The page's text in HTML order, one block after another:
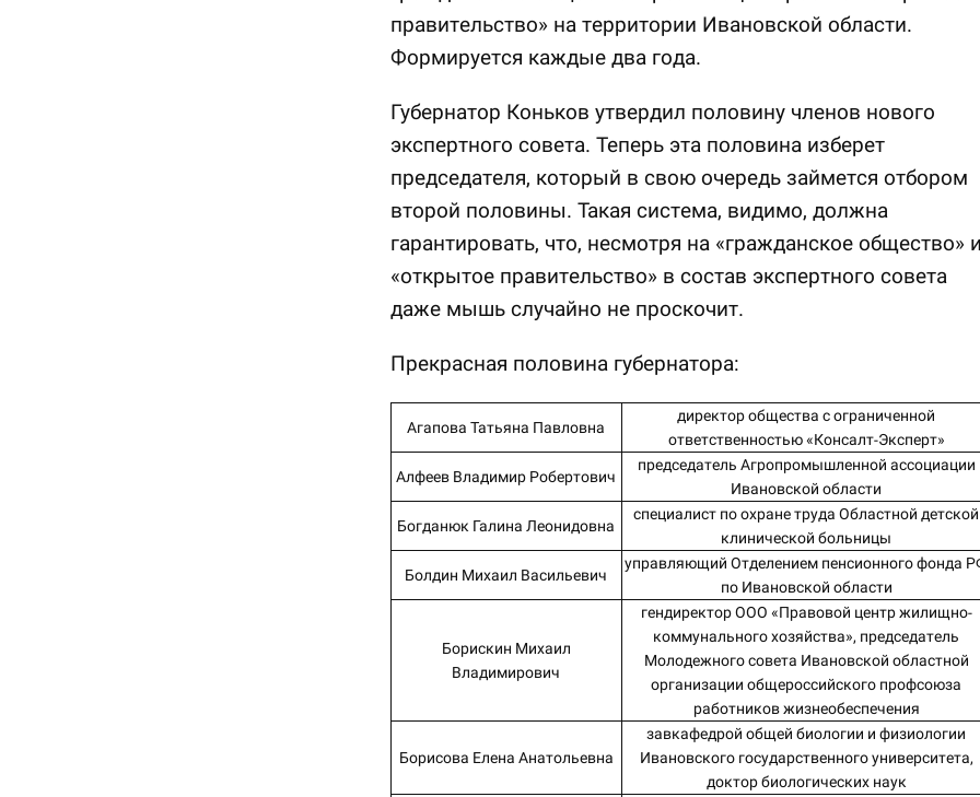
правительство» на территории Ивановской области.
Формируется каждые два года.
Губернатор Коньков утвердил половину членов нового
экспертного совета. Теперь эта половина изберет
председателя, который в свою очередь займется отбором
второй половины. Такая система, видимо, должна
гарантировать, что, несмотря на «гражданское общество»
«открытое правительство» в состав экспертного совета
даже мышь случайно не проскочит.
Прекрасная половина губернатора:
Агапова Татьяна Павловна
директор общества с ограниченной
ответственностью «Консалт-Эксперт»
Алфеев Владимир Робертович
председатель Агропромышленной ассоциации
Ивановской области
Богданюк Галина Леонидовна
специалист по охране труда Областной детской
клинической больницы
Болдин Михаил Васильевич
управляющий Отделением пенсионного фонда
по Ивановской области
Борискин Михаил
Владимирович
гендиректор ООО «Правовой центр жилищно-
коммунального хозяйства», председатель
Молодежного совета Ивановской областной
организации общероссийского профсоюза
работников жизнеобеспечения
Борисова Елена Анатольевна
завкафедрой общей биологии и физиологии
Ивановского государственного университета,
доктор биологических наук